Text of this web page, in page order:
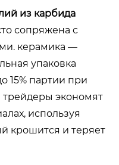
из карбида
сопряжена с
керамика —
упаковка
15% партии при
экономят
используя
крошится и теряет